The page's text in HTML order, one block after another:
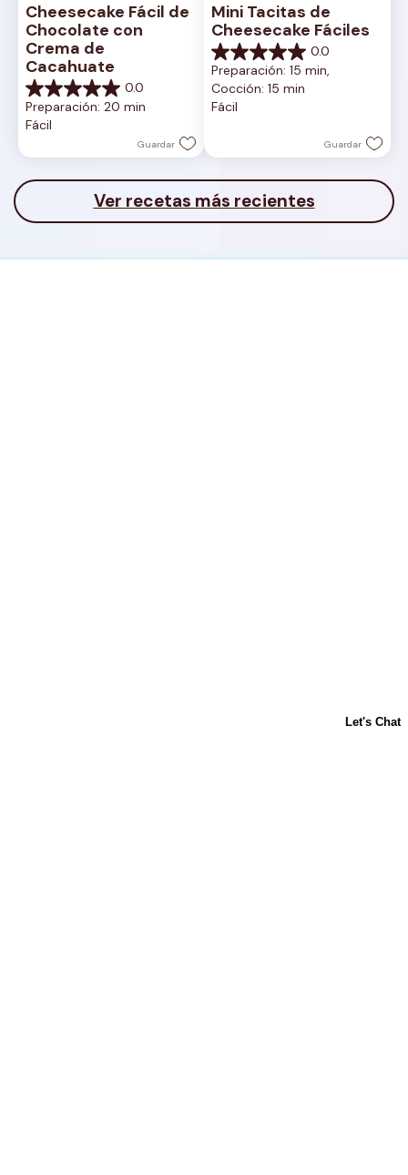
Cheesecake Fácil de
Chocolate con
Crema de
Cacahuate
0.0
0.0
de
5
Preparación: 20 min
Fácil
Guardar
Mini Tacitas de
Cheesecake Fáciles
0.0
0.0
de
5
estrellas.
Preparación: 15 min,
Cocción: 15 min
Fácil
Guardar
Ver recetas más recientes